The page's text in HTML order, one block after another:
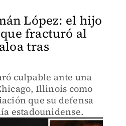
López: el hijo
fracturó al
tras
culpable ante una
Illinois como
que su defensa
estadounidense.